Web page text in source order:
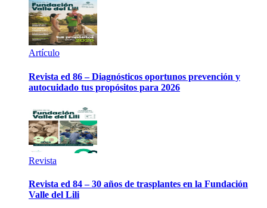
Artículo
Revista ed 86 – Diagnósticos oportunos prevención y
autocuidado tus propósitos para 2026
Revista
Revista ed 84 – 30 años de trasplantes en la Fundación
Valle del Lili